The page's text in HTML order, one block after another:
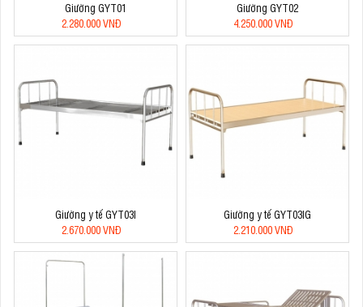
Giường GYT01
2.280.000 VNĐ
Giường GYT02
4.250.000 VNĐ
Giường y tế GYT03I
2.670.000 VNĐ
Giường y tế GYT03IG
2.210.000 VNĐ